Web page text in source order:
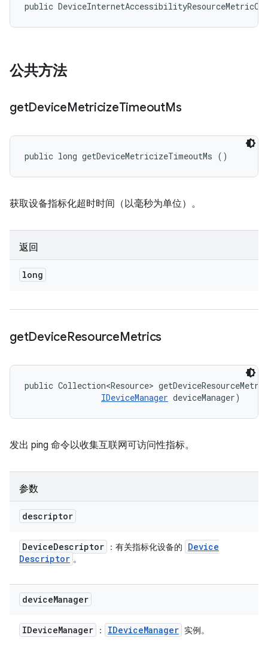
public
公共方法
getDeviceMetricizeTimeoutMs
public long getDeviceMetricizeTimeoutMs ()
获取设备指标化超时时间（以毫秒为单位）。
返回
long
getDeviceResourceMetrics
public Collection<Resource>
IDeviceManager deviceManager)
发出 ping 命令以收集互联网可访问性指标。
参数
descriptor
DeviceDescriptor ：有关指标化设备的
Device
Descriptor 。
deviceManager
IDeviceManager ： IDeviceManager 实例。